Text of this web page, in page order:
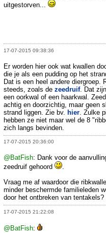
uitgestorven...
17-07-2015 09:38:36
Er worden hier ook wat kwallen
die je als een pudding op het
Dat is een heel andere diergroep.
steeds, zoals de zeedruif. Dat
een oorkwal of een haarkwal.
achtig en doorzichtig, maar geen
strand liggen. Zie bv. hier . Zulke
hebben ze niet maar wel de 8
zich langs bevinden.
17-07-2015 20:36:00
@BatFish: Dank voor de
zeedruif gehoord
.
Vraag me af waardoor die
minder beschermde familieleden
door het ontbreken van tentakels?
17-07-2015 21:22:08
@BatFish: